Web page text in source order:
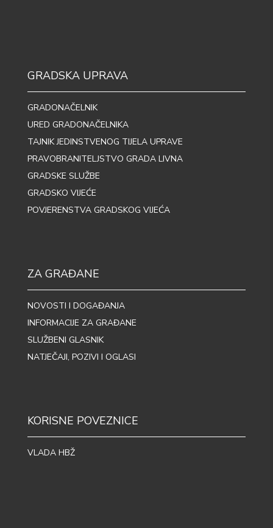
GRADSKA UPRAVA
GRADONAČELNIK
URED GRADONAČELNIKA
TAJNIK JEDINSTVENOG TIJELA UPRAVE
PRAVOBRANITELJSTVO GRADA LIVNA
GRADSKE SLUŽBE
GRADSKO VIJEĆE
POVJERENSTVA GRADSKOG VIJEĆA
ZA GRAĐANE
NOVOSTI I DOGAĐANJA
INFORMACIJE ZA GRAĐANE
SLUŽBENI GLASNIK
NATJEČAJI, POZIVI I OGLASI
KORISNE POVEZNICE
VLADA HBŽ